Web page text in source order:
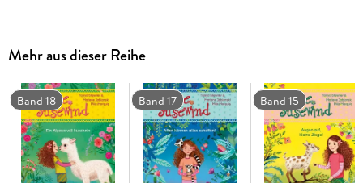
Mit großer Fibelschrift und stimmungsvoll-bunten Bildern
Serie bei Antolin gelistet.
www. liliane-susewind. de - die beliebte Website für alle Fans!
Alle Bücher der Bestsellerserie ab 6 Jahren:
Mehr aus dieser Reihe
Band 18 Band 17 Band 15